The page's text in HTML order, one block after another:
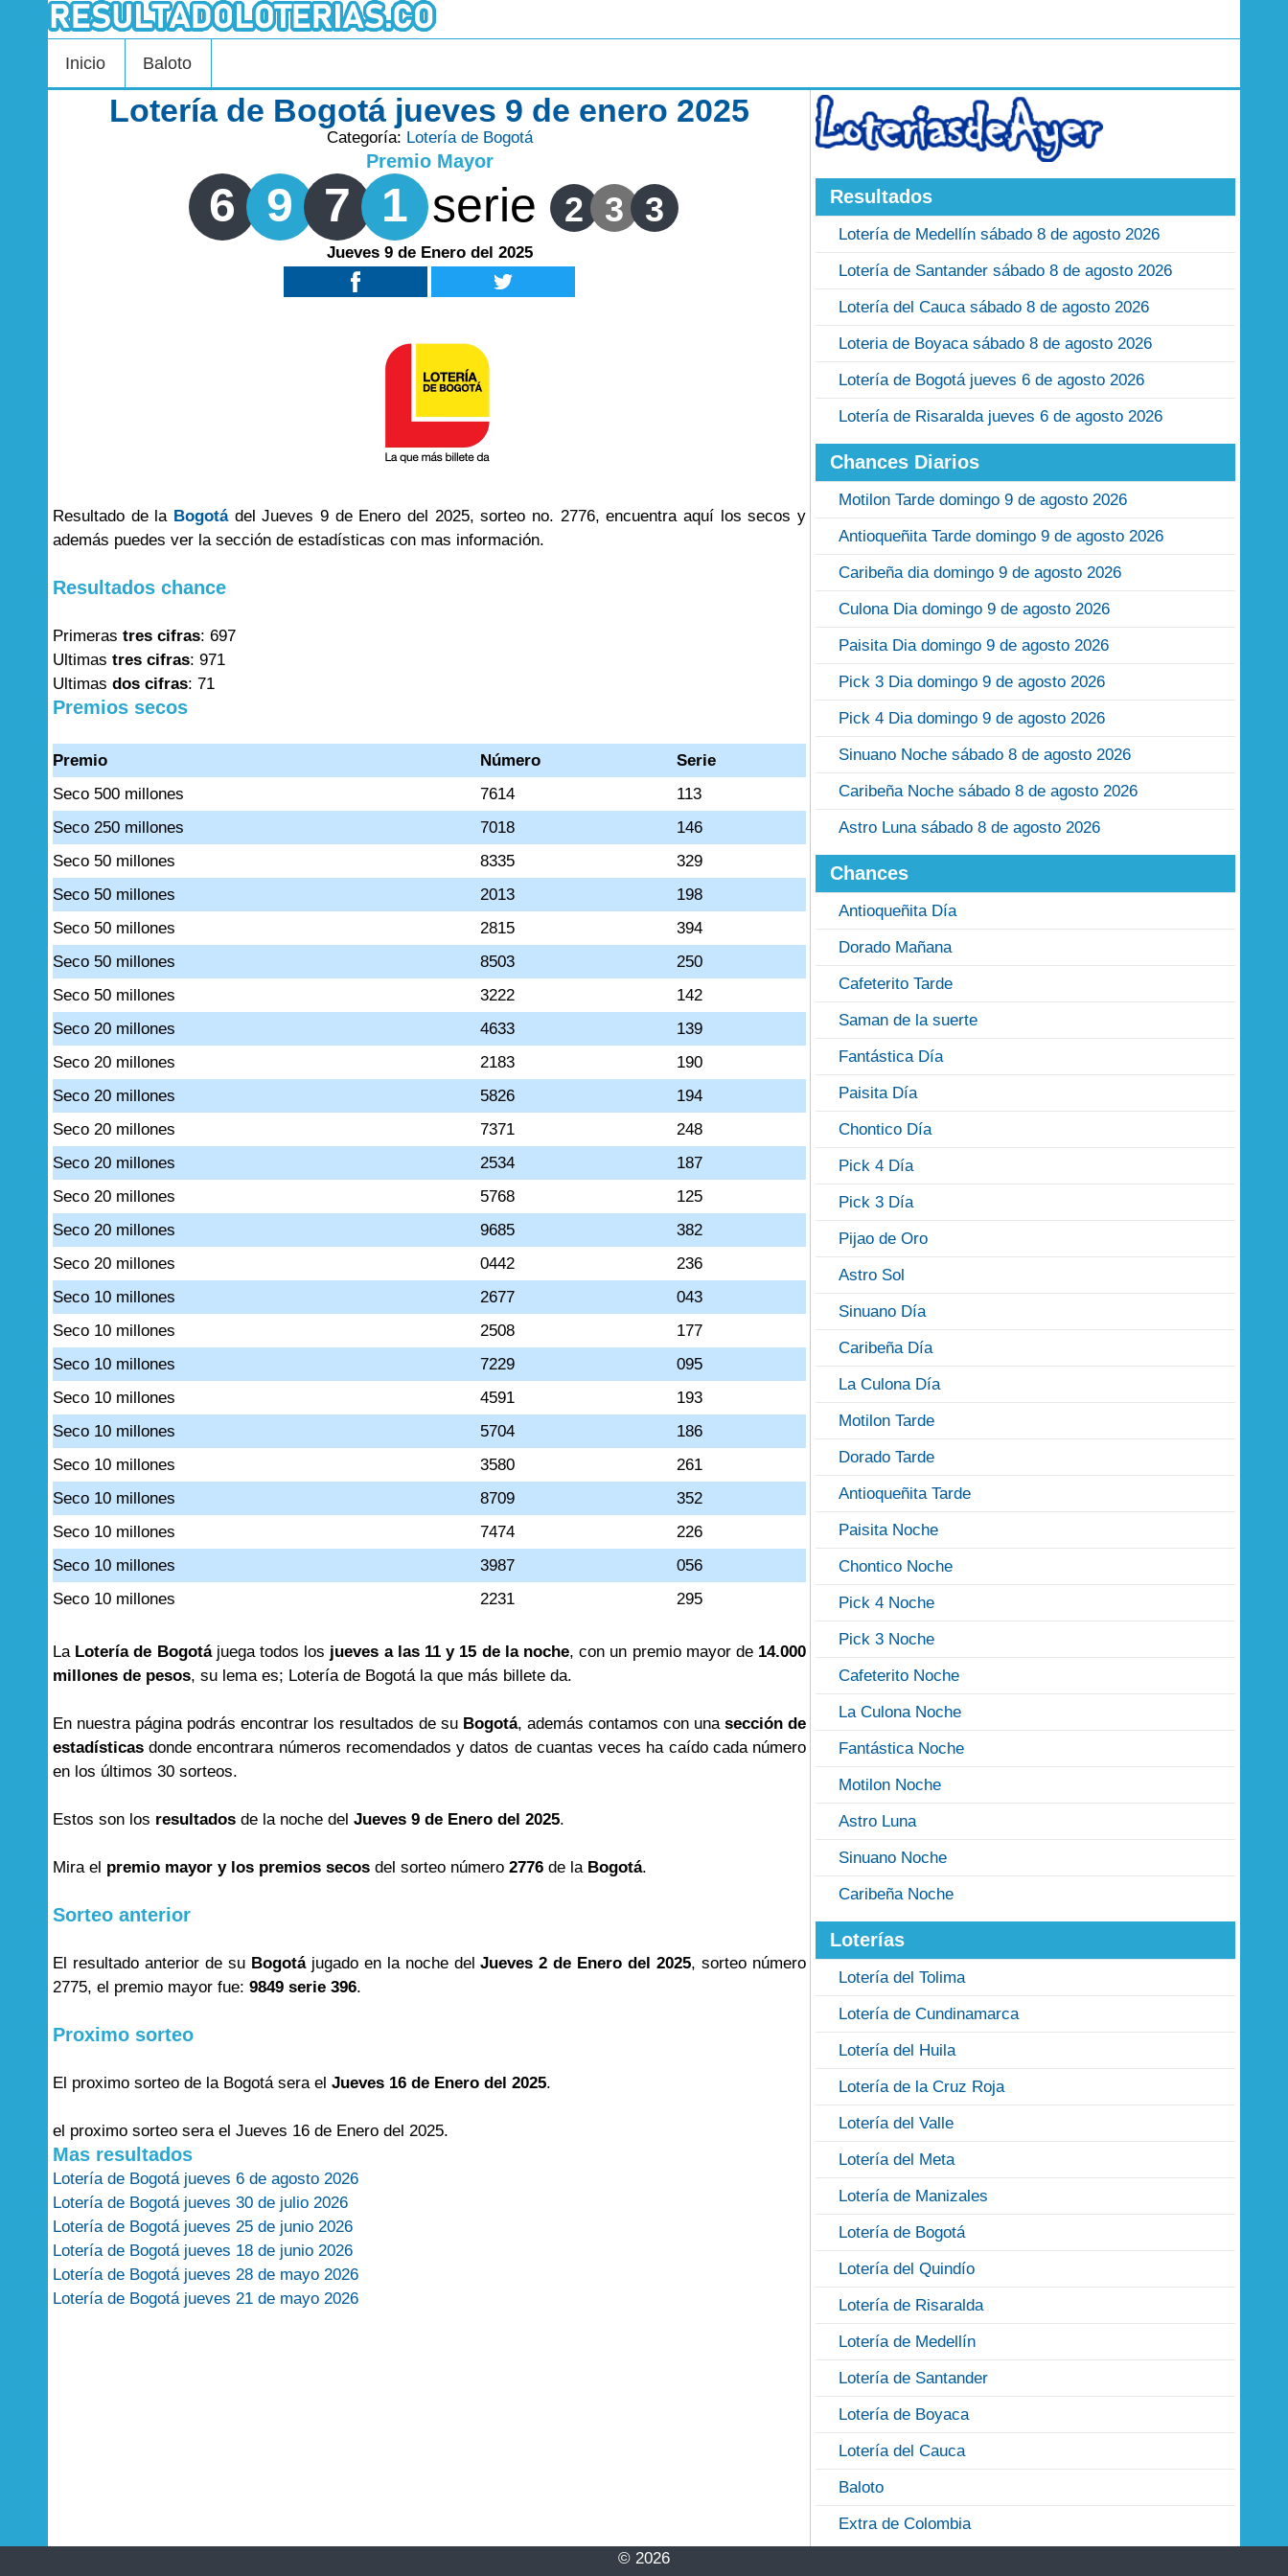
Inicio Baloto
Lotería de Bogotá jueves 9 de enero 2025
Categoría: Lotería de Bogotá
Premio Mayor
6 9 7 1 serie 2 3 3
Jueves 9 de Enero del 2025
Resultado de la Bogotádel Jueves 9 de Enero del 2025, sorteo no. 2776, encuentra aquí los secos y
además puedes ver la sección de estadísticas con mas información.
Resultados chance
Primeras tres cifras: 697
Ultimas tres cifras: 971
Ultimas dos cifras: 71
Premios secos
Premio Número
Serie
Seco 500 millones
7614
113
Seco 250 millones
7018
146
Seco 50 millones
8335
329
Seco 50 millones
2013
198
Seco 50 millones
2815
394
Seco 50 millones
8503
250
Seco 50 millones
3222
142
Seco 20 millones
4633
139
Seco 20 millones
2183
190
Seco 20 millones
5826
194
Seco 20 millones
7371
248
Seco 20 millones
2534
187
Seco 20 millones
5768
125
Seco 20 millones
9685
382
Seco 20 millones
0442
236
Seco 10 millones
2677
043
Seco 10 millones
2508
177
Seco 10 millones
7229
095
Seco 10 millones
4591
193
Seco 10 millones
5704
186
Seco 10 millones
3580
261
Seco 10 millones
8709
352
Seco 10 millones
7474
226
Seco 10 millones
3987
056
Seco 10 millones
2231 295
La Lotería de Bogotájuega todos los jueves a las 11 y 15 de la noche, con un premio mayor de 14.000
millones de pesos, su lema es; Lotería de Bogotá la que más billete da.
En nuestra página podrás encontrar los resultados de su Bogotá, además contamos con unasección de
estadísticas donde encontrara números recomendados y datos de cuantas veces ha caído cada número
en los últimos 30 sorteos.
Estos son los resultados de la noche del Jueves 9 de Enero del 2025.
Mira el premio mayor y los premios secos del sorteo número 2776 de la Bogotá.
Sorteo anterior
El resultado anterior de su Bogotájugado en la noche delJueves 2 de Enero del 2025, sorteo número
2775, el premio mayor fue: 9849 serie 396.
Proximo sorteo
El proximo sorteo de la Bogotá sera el Jueves 16 de Enero del 2025.
el proximo sorteo sera el Jueves 16 de Enero del 2025.
Mas resultados
Lotería de Bogotá jueves 6 de agosto 2026
Lotería de Bogotá jueves 30 de julio 2026
Lotería de Bogotá jueves 25 de junio 2026
Lotería de Bogotá jueves 18 de junio 2026
Lotería de Bogotá jueves 28 de mayo 2026
Lotería de Bogotá jueves 21 de mayo 2026
Resultados
Lotería de Medellín sábado 8 de agosto 2026
Lotería de Santander sábado 8 de agosto 2026
Lotería del Cauca sábado 8 de agosto 2026
Loteria de Boyaca sábado 8 de agosto 2026
Lotería de Bogotá jueves 6 de agosto 2026
Lotería de Risaralda jueves 6 de agosto 2026
Chances Diarios
Motilon Tarde domingo 9 de agosto 2026
Antioqueñita Tarde domingo 9 de agosto 2026
Caribeña dia domingo 9 de agosto 2026
Culona Dia domingo 9 de agosto 2026
Paisita Dia domingo 9 de agosto 2026
Pick 3 Dia domingo 9 de agosto 2026
Pick 4 Dia domingo 9 de agosto 2026
Sinuano Noche sábado 8 de agosto 2026
Caribeña Noche sábado 8 de agosto 2026
Astro Luna sábado 8 de agosto 2026
Chances
Antioqueñita Día
Dorado Mañana
Cafeterito Tarde
Saman de la suerte
Fantástica Día
Paisita Día
Chontico Día
Pick 4 Día
Pick 3 Día
Pijao de Oro
Astro Sol
Sinuano Día
Caribeña Día
La Culona Día
Motilon Tarde
Dorado Tarde
Antioqueñita Tarde
Paisita Noche
Chontico Noche
Pick 4 Noche
Pick 3 Noche
Cafeterito Noche
La Culona Noche
Fantástica Noche
Motilon Noche
Astro Luna
Sinuano Noche
Caribeña Noche
Loterías
Lotería del Tolima
Lotería de Cundinamarca
Lotería del Huila
Lotería de la Cruz Roja
Lotería del Valle
Lotería del Meta
Lotería de Manizales
Lotería de Bogotá
Lotería del Quindío
Lotería de Risaralda
Lotería de Medellín
Lotería de Santander
Lotería de Boyaca
Lotería del Cauca
Baloto
Extra de Colombia
© 2026